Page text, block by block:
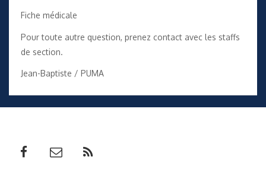
Fiche médicale
Pour toute autre question, prenez contact avec les staffs
de section.
Jean-Baptiste / PUMA